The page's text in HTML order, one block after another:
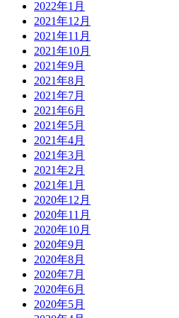
2022年1月
2021年12月
2021年11月
2021年10月
2021年9月
2021年8月
2021年7月
2021年6月
2021年5月
2021年4月
2021年3月
2021年2月
2021年1月
2020年12月
2020年11月
2020年10月
2020年9月
2020年8月
2020年7月
2020年6月
2020年5月